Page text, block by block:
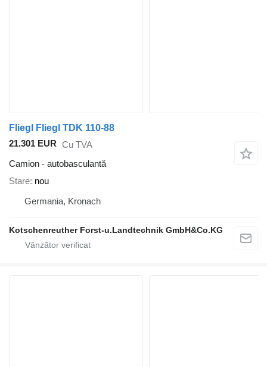
Fliegl Fliegl TDK 110-88
21.301 EUR Cu TVA
Camion - autobasculantă
Stare nou
Germania, Kronach
Kotschenreuther Forst-u.Landtechnik GmbH&Co.KG